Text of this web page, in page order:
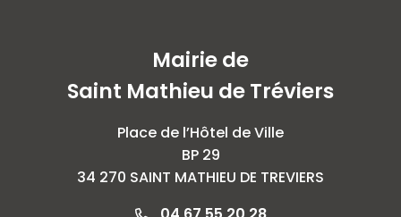
Mairie de
Saint Mathieu de Tréviers
Place de l’Hôtel de Ville
BP 29
34 270 SAINT MATHIEU DE TREVIERS